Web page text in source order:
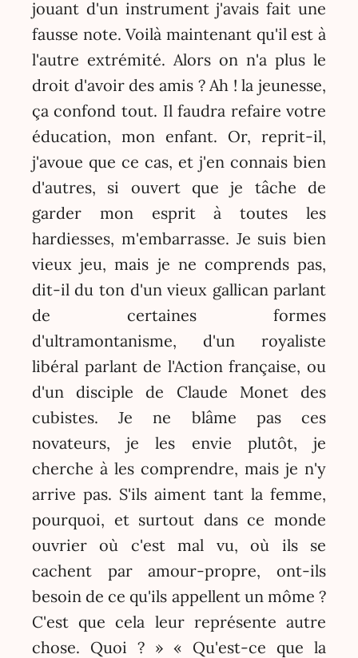
jouant d'un instrument j'avais fait une
fausse note. Voilà maintenant qu'il est à
l'autre extrémité. Alors on n'a plus le
droit d'avoir des amis ? Ah ! la jeunesse,
ça confond tout. Il faudra refaire votre
éducation, mon enfant. Or, reprit-il,
j'avoue que ce cas, et j'en connais bien
d'autres, si ouvert que je tâche de
garder mon esprit à toutes les
hardiesses, m'embarrasse. Je suis bien
vieux jeu, mais je ne comprends pas,
dit-il du ton d'un vieux gallican parlant
de certaines formes
d'ultramontanisme, d'un royaliste
libéral parlant de l'Action française, ou
d'un disciple de Claude Monet des
cubistes. Je ne blâme pas ces
novateurs, je les envie plutôt, je
cherche à les comprendre, mais je n'y
arrive pas. S'ils aiment tant la femme,
pourquoi, et surtout dans ce monde
ouvrier où c'est mal vu, où ils se
cachent par amour-propre, ont-ils
besoin de ce qu'ils appellent un môme ?
C'est que cela leur représente autre
chose. Quoi ? » « Qu'est-ce que la